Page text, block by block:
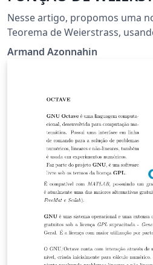
Nesse artigo, propomos uma
Teorema de Weierstrass,
relativas às séries de Fourier.
Armand Azonnahin